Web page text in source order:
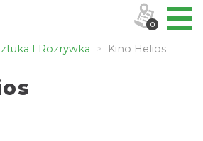
I Rozrywka Kino Helios
0